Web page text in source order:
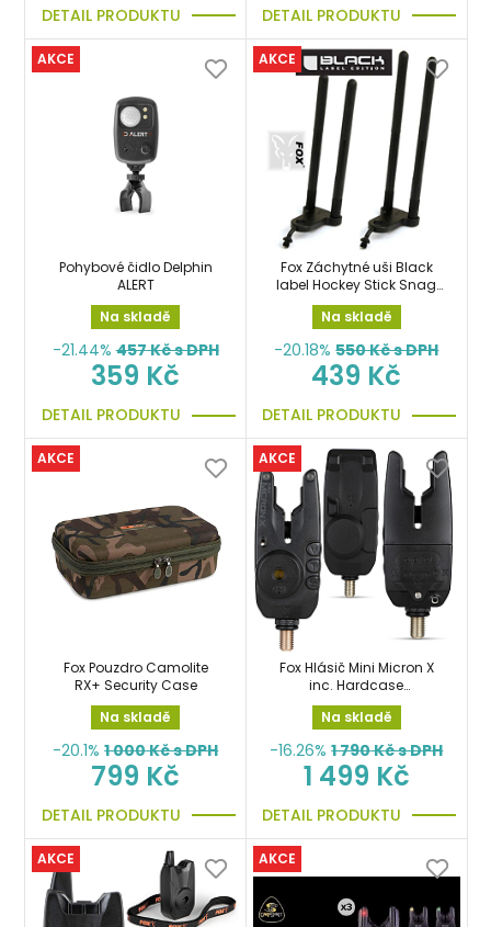
DETAIL PRODUKTU DETAIL PRODUKTU
AKCE
Pohybové čidlo Delphin
ALERT
Na skladě
-21.44% 457Kč s DPH
359 Kč
DETAIL PRODUKTU
AKCE
Fox Záchytné uši Black
label Hockey Stick Snag
Ears
Na skladě
-20.18% 550Kč s DPH
439 Kč
DETAIL PRODUKTU
AKCE
Fox Pouzdro Camolite
RX+ Security Case
Na skladě
-20.1% 1 000Kč s DPH
799 Kč
DETAIL PRODUKTU
AKCE
Fox Hlásič Mini Micron X
inc. Hardcase
signalizátor
Na skladě
-16.26% 1 790Kč s DPH
1 499 Kč
DETAIL PRODUKTU
AKCE AKCE